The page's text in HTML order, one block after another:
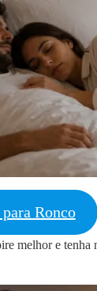
Ronco
melhor e tenha